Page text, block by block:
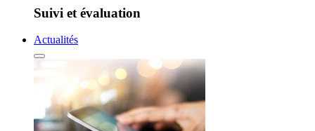
Suivi et évaluation
Actualités